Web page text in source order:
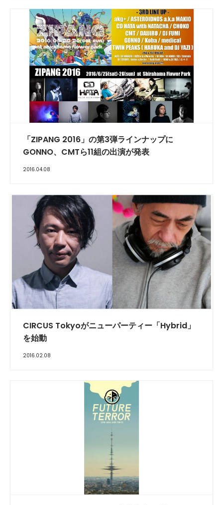
「ZIPANG 2016」の第3弾ラインナップに
GONNO、CMTら11組の出演が発表
2016.04.08
CIRCUS Tokyoがニューパーティー「Hybrid」
を始動
2016.02.08